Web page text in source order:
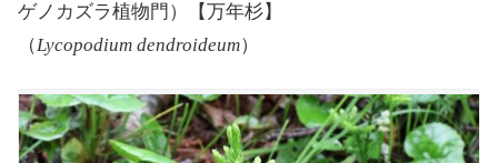
ゲノカズラ植物門）【万年杉】
（Lycopodium dendroideum）